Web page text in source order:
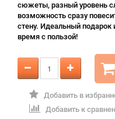
сюжеты, разный уровень
возможность сразу
стену. Идеальный подарок
время с пользой!
Добавить в
Добавить к